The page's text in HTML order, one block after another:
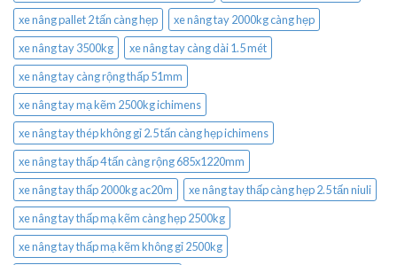
xe nâng pallet 2 tấn càng hẹp
xe nâng tay 2000kg càng hẹp
xe nâng tay 3500kg
xe nâng tay càng dài 1.5 mét
xe nâng tay càng rộng thấp 51mm
xe nâng tay mạ kẽm 2500kg ichimens
xe nâng tay thép không gỉ 2.5 tấn càng hẹp ichimens
xe nâng tay thấp 4 tấn càng rộng 685x1220mm
xe nâng tay thấp 2000kg ac20m
xe nâng tay thấp càng hẹp 2.5 tấn niuli
xe nâng tay thấp mạ kẽm càng hẹp 2500kg
xe nâng tay thấp mạ kẽm không gỉ 2500kg